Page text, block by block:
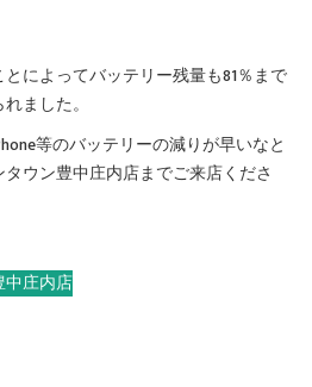
によってバッテリー残量も81％まで
ました。
等のバッテリーの減りが早いなと
ウン豊中庄内店までご来店くださ
中庄内店